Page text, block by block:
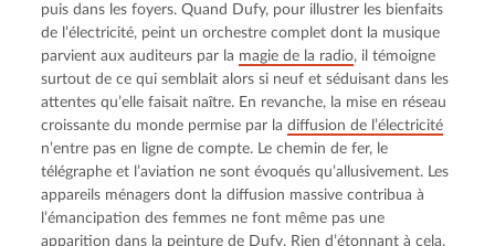
puis dans les foyers. Quand Dufy, pour illustrer les bienfaits
de l’électricité, peint un orchestre complet dont la musique
parvient aux auditeurs par la magie de la radio, il témoigne
surtout de ce qui semblait alors si neuf et séduisant dans les
attentes qu’elle faisait naître. En revanche, la mise en réseau
croissante du monde permise par la diffusion de l’électricité
n’entre pas en ligne de compte. Le chemin de fer, le
télégraphe et l’aviation ne sont évoqués qu’allusivement. Les
appareils ménagers dont la diffusion massive contribua à
l’émancipation des femmes ne font même pas une
apparition dans la peinture de Dufy. Rien d’étonnant à cela,